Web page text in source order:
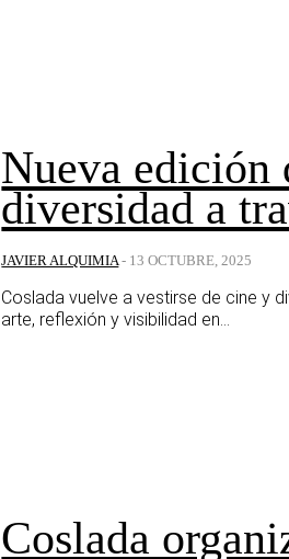
Nueva edición
diversidad a
JAVIER ALQUIMIA - 13 OCTUBRE, 2025
Coslada vuelve a vestirse de cine y
arte, reflexión y visibilidad en...
Coslada